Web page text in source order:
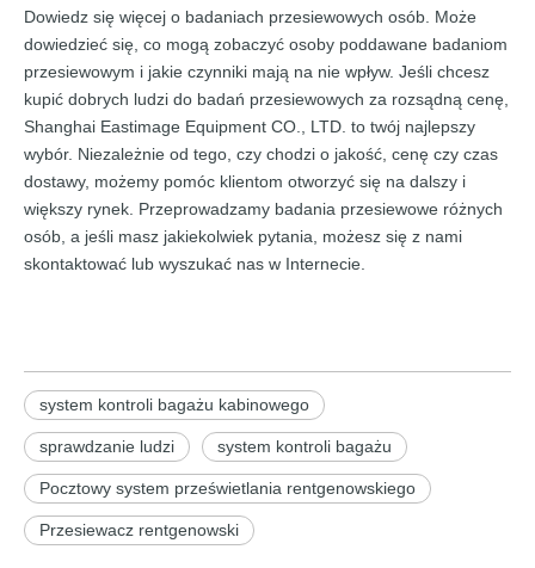
Dowiedz się więcej o badaniach przesiewowych osób. Może
dowiedzieć się, co mogą zobaczyć osoby poddawane badaniom
przesiewowym i jakie czynniki mają na nie wpływ. Jeśli chcesz
kupić dobrych ludzi do badań przesiewowych za rozsądną cenę,
Shanghai Eastimage Equipment CO., LTD. to twój najlepszy
wybór. Niezależnie od tego, czy chodzi o jakość, cenę czy czas
dostawy, możemy pomóc klientom otworzyć się na dalszy i
większy rynek. Przeprowadzamy badania przesiewowe różnych
osób, a jeśli masz jakiekolwiek pytania, możesz się z nami
skontaktować lub wyszukać nas w Internecie.
system kontroli bagażu kabinowego
sprawdzanie ludzi system kontroli bagażu
Pocztowy system prześwietlania rentgenowskiego
Przesiewacz rentgenowski